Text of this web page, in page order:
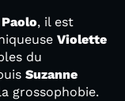
Paolo, il est
Violette
du
Suzanne
grossophobie.